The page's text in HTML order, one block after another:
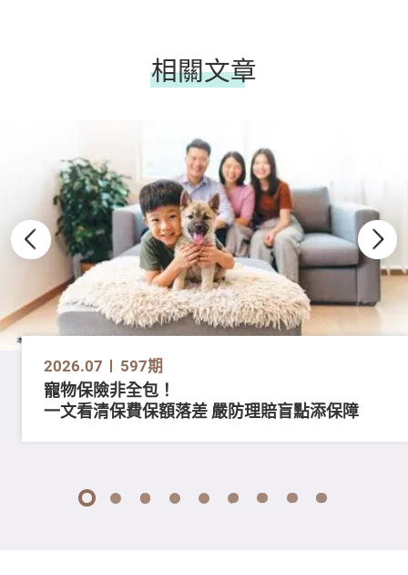
相關文章
2026.07 597期
寵物保險非全包！
一文看清保費保額落差 嚴防理賠盲點添保障
1 2 3 4 5 6 7 8 9